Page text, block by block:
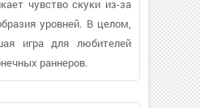
чувство скуки из-за
уровней. В целом,
игра для любителей
раннеров.